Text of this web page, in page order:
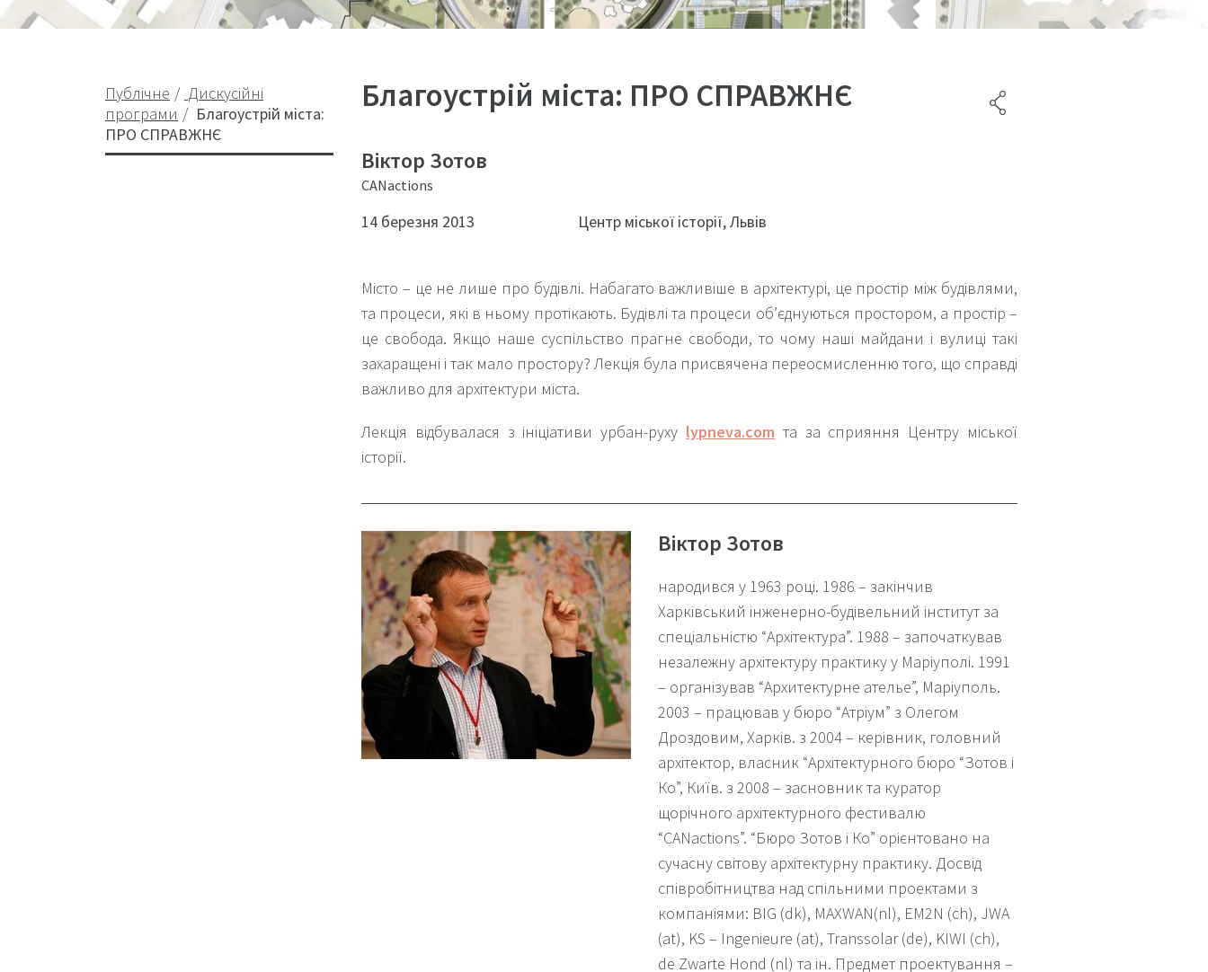
Публічне
Дискусійні
програми
Благоустрій міста:
ПРО СПРАВЖНЄ
Благоустрій міста: ПРО СПРАВЖНЄ
Віктор Зотов
CANactions
14 березня 2013 Центр міської історії, Львів
Місто – це не лише про будівлі. Набагато важливіше в архітектурі, це простір між будівлями,
та процеси, які в ньому протікають. Будівлі та процеси об’єднуються простором, а простір –
це свобода. Якщо наше суспільство прагне свободи, то чому наші майдани і вулиці такі
захаращені і так мало простору? Лекція була присвячена переосмисленню того, що справді
важливо для архітектури міста.
Лекція відбувалася з ініціативи урбан-руху lypneva.com та за сприяння Центру міської
історії.
Віктор Зотов
народився у 1963 році. 1986 – закінчив
Харківський інженерно-будівельний інститут за
спеціальністю “Архітектура”. 1988 – започаткував
незалежну архітектуру практику у Маріуполі. 1991
– організував “Архитектурне ателье”, Маріуполь.
2003 – працював у бюро “Атріум” з Олегом
Дроздовим, Харків. з 2004 – керівник, головний
архітектор, власник “Архітектурного бюро “Зотов і
Ко”, Київ. з 2008 – засновник та куратор
щорічного архітектурного фестивалю
“CANactions”. “Бюро Зотов і Ко” орієнтовано на
сучасну світову архітектурну практику. Досвід
співробітництва над спільними проектами з
компаніями: BIG (dk), MAXWAN(nl), EM2N (ch), JWA
(at), KS – Ingenieure (at), Transsolar (de), KIWI (ch),
de Zwarte Hond (nl) та ін. Предмет проектування –